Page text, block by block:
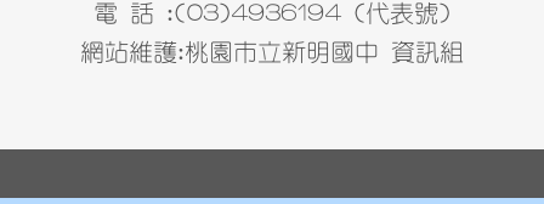
電 話 :(03)4936194 (代表號)
網站維護:桃園市立新明國中 資訊組